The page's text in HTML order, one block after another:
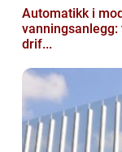
Automatikk i
vanningsanlegg:
drif...